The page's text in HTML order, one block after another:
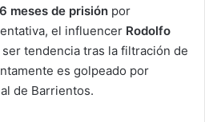
meses de prisión por
el influencer Rodolfo
tendencia tras la filtración de
es golpeado por
de Barrientos.